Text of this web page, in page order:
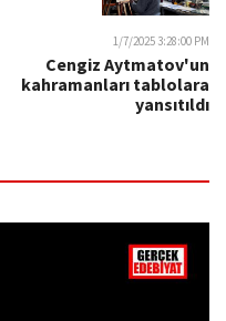
1/7/2025 3:28:00 PM
Cengiz Aytmatov'un
kahramanları tablolara
yansıtıldı